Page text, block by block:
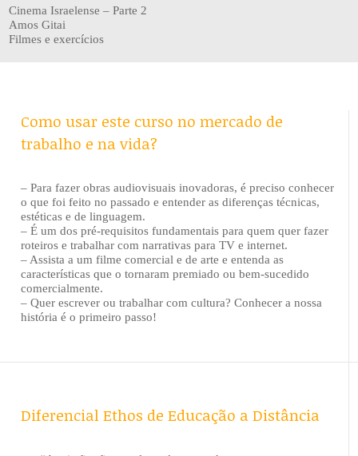
Cinema Israelense – Parte 2
Amos Gitai
Filmes e exercícios
Como usar este curso no mercado de
trabalho e na vida?
– Para fazer obras audiovisuais inovadoras, é preciso conhecer
o que foi feito no passado e entender as diferenças técnicas,
estéticas e de linguagem.
– É um dos pré-requisitos fundamentais para quem quer fazer
roteiros e trabalhar com narrativas para TV e internet.
– Assista a um filme comercial e de arte e entenda as
características que o tornaram premiado ou bem-sucedido
comercialmente.
– Quer escrever ou trabalhar com cultura? Conhecer a nossa
história é o primeiro passo!
Diferencial Ethos de Educação a Distância